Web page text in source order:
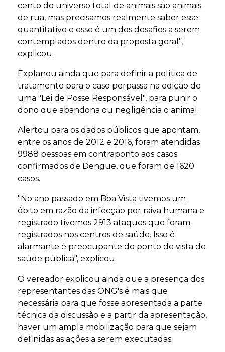
cento do universo total de animais são animais
de rua, mas precisamos realmente saber esse
quantitativo e esse é um dos desafios a serem
contemplados dentro da proposta geral",
explicou.
Explanou ainda que para definir a política de
tratamento para o caso perpassa na edição de
uma "Lei de Posse Responsável", para punir o
dono que abandona ou negligência o animal.
Alertou para os dados públicos que apontam,
entre os anos de 2012 e 2016, foram atendidas
9988 pessoas em contraponto aos casos
confirmados de Dengue, que foram de 1620
casos.
"No ano passado em Boa Vista tivemos um
óbito em razão da infecção por raiva humana e
registrado tivemos 2913 ataques que foram
registrados nos centros de saúde. Isso é
alarmante é preocupante do ponto de vista de
saúde pública", explicou.
O vereador explicou ainda que a presença dos
representantes das ONG's é mais que
necessária para que fosse apresentada a parte
técnica da discussão e a partir da apresentação,
haver um ampla mobilização para que sejam
definidas as ações a serem executadas.